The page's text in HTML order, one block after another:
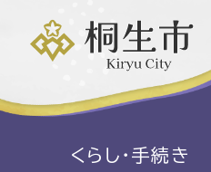
くらし・手続き